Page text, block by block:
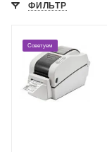
ФИЛЬТР
Советуем